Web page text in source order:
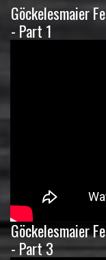
Göckelesmaier
- Part 1
Göckelesmaier
- Part 3